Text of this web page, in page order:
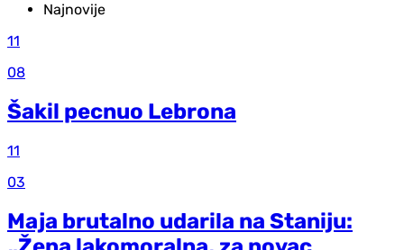
Najnovije
11
08
Šakil pecnuo Lebrona
11
03
Maja brutalno udarila na Staniju: